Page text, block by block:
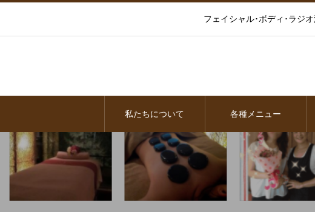
フェイシャル･ボディ･ラジ
私たちについて 各種メニュー